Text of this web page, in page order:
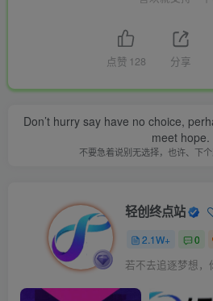
点赞 128 分享
Don’t hurry say have no choice,
meet hope.
不要急着说别无选择，也许、下
轻创终点站
2.1W+ 0
若不去追逐梦想，